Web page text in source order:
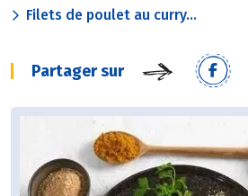
Filets de poulet au curry...
Partager sur